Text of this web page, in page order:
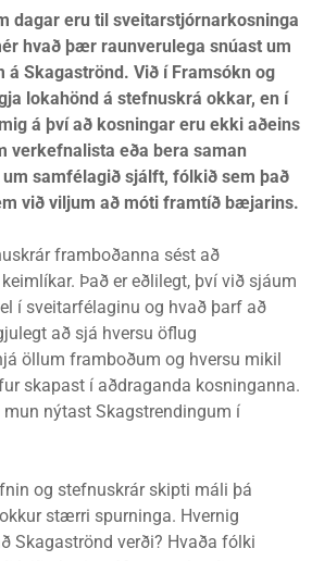
dagar eru til sveitarstjórnarkosninga
hvað þær raunverulega snúast um
Skagaströnd. Við í Framsókn og
lokahönd á stefnuskrá okkar, en í
á því að kosningar eru ekki aðeins
verkefnalista eða bera saman
samfélagið sjálft, fólkið sem það
við viljum að móti framtíð bæjarins.
framboðanna sést að
Það er eðlilegt, því við sjáum
í sveitarfélaginu og hvað þarf að
að sjá hversu öflug
öllum framboðum og hversu mikil
skapast í aðdraganda kosninganna.
nýtast Skagstrendingum í
og stefnuskrár skipti máli þá
stærri spurninga. Hvernig
Skagaströnd verði? Hvaða fólki